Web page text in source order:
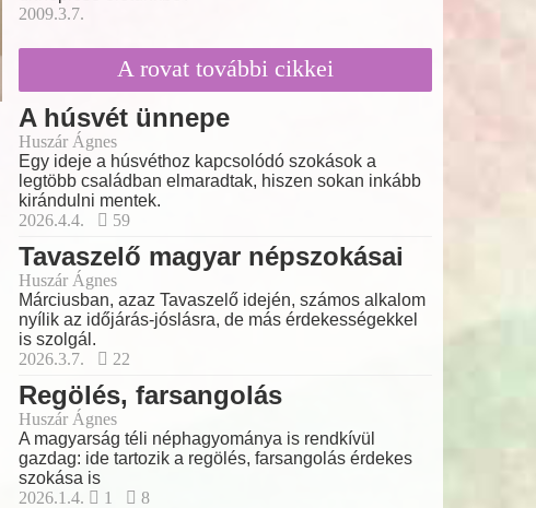
2009.3.7.
A rovat további cikkei
A húsvét ünnepe
Huszár Ágnes
Egy ideje a húsvéthoz kapcsolódó szokások a
legtöbb családban elmaradtak, hiszen sokan inkább
kirándulni mentek.
2026.4.4.
59
Tavaszelő magyar népszokásai
Huszár Ágnes
Márciusban, azaz Tavaszelő idején, számos alkalom
nyílik az időjárás-jóslásra, de más érdekességekkel
is szolgál.
2026.3.7.
22
Regölés, farsangolás
Huszár Ágnes
A magyarság téli néphagyománya is rendkívül
gazdag: ide tartozik a regölés, farsangolás érdekes
szokása is
2026.1.4.
1 8